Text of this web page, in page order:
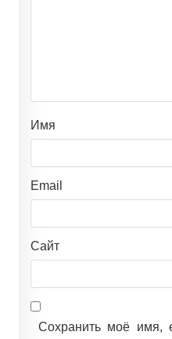
Имя
Email
Сайт
Сохранить моё имя,